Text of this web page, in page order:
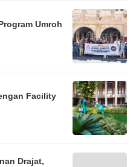
Umroh
Facility
Drajat,